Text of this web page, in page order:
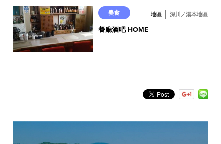
美食 地區 深川／湯本地區
餐廳酒吧 HOME